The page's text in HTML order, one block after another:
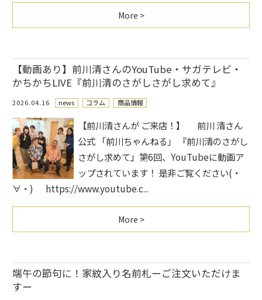
More >
【動画あり】前川清さんのYouTube・サガテレビ・
かちかちLIVE『前川清のさがしさがし求めて』
2026.04.16 news コラム 商品情報
【前川清さんが ご来店！】 前川 清さん
公式 「前川ちゃんねる」 『前川清のさがし
さがし求めて』第6回、YouTubeに動画ア
ップされています！ 是非ご覧ください(・
∀・) https://www.youtube.c...
More >
端午の節句に！家紋入り名前札ーご注文いただけま
すー